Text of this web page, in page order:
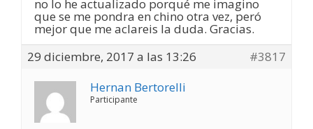
no lo he actualizado porqué me imagino
que se me pondra en chino otra vez, peró
mejor que me aclareis la duda. Gracias.
29 diciembre, 2017 a las 13:26
#3817
Hernan Bertorelli
Participante